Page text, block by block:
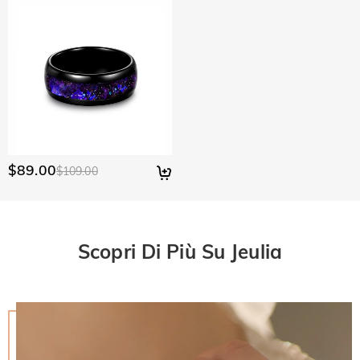
$89.00$109.00
Scopri Di Più Su Jeulia